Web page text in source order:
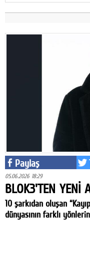
Paylaş
05.06.2026 18:29
BLOK3'TEN YENİ
10 şarkıdan oluşan
dünyasının farklı